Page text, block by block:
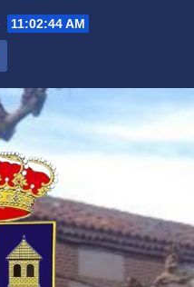
11:02:45 AM